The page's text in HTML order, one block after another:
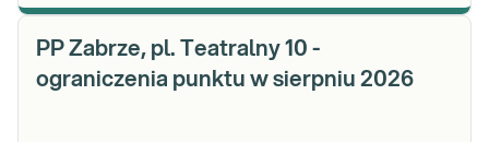
PP Zabrze, pl. Teatralny 10 -
ograniczenia punktu w sierpniu 2026